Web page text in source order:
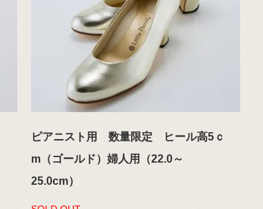
ピアニスト用 数量限定 ヒール高5ｃ
m（ゴールド）婦人用（22.0～
25.0cm）